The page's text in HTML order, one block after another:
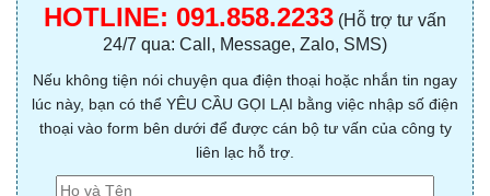
HOTLINE: 091.858.2233 (Hỗ trợ tư vấn
24/7 qua: Call, Message, Zalo, SMS)
Nếu không tiện nói chuyện qua điện thoại hoặc nhắn tin ngay
lúc này, bạn có thể YÊU CẦU GỌI LẠI bằng việc nhập số điện
thoại vào form bên dưới để được cán bộ tư vấn của công ty
liên lạc hỗ trợ.